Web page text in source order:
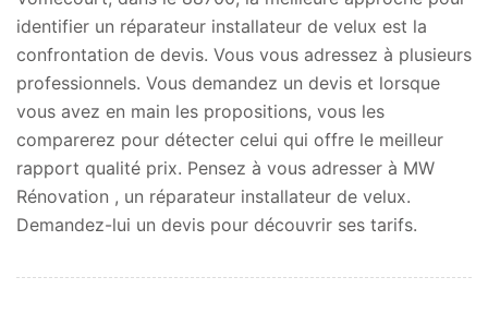
identifier un réparateur installateur de velux est la
confrontation de devis. Vous vous adressez à plusieurs
professionnels. Vous demandez un devis et lorsque
vous avez en main les propositions, vous les
comparerez pour détecter celui qui offre le meilleur
rapport qualité prix. Pensez à vous adresser à MW
Rénovation , un réparateur installateur de velux.
Demandez-lui un devis pour découvrir ses tarifs.